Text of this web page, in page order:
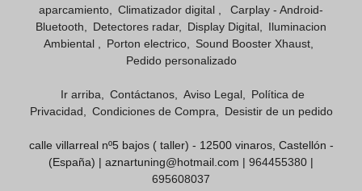
aparcamiento
Climatizador digital
Carplay - Android-
Bluetooth
Detectores radar Display Digital
Iluminacion
Ambiental
Porton electrico
Sound Booster Xhaust
Pedido personalizado
Ir arriba Contáctanos Aviso Legal
Política de
Privacidad
Condiciones de Compra Desistir de un pedido
calle villarreal nº5 bajos ( taller) - 12500 vinaros, Castellón -
(España) | aznartuning@hotmail.com | 964455380 |
695608037